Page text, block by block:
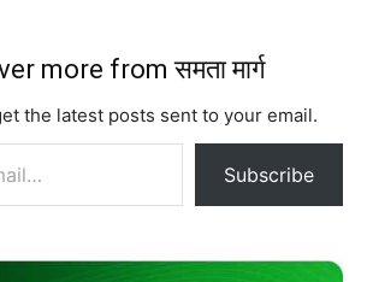
more from समता मार्ग
the latest posts sent to your email.
Subscribe